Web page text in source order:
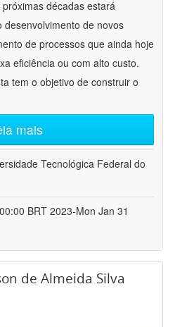
décadas estará
de novos
de processos que ainda hoje
eficiência ou com alto custo.
tem o objetivo de construir o
mais
Tecnológica Federal do
BRT 2023-Mon Jan 31
de Almeida Silva